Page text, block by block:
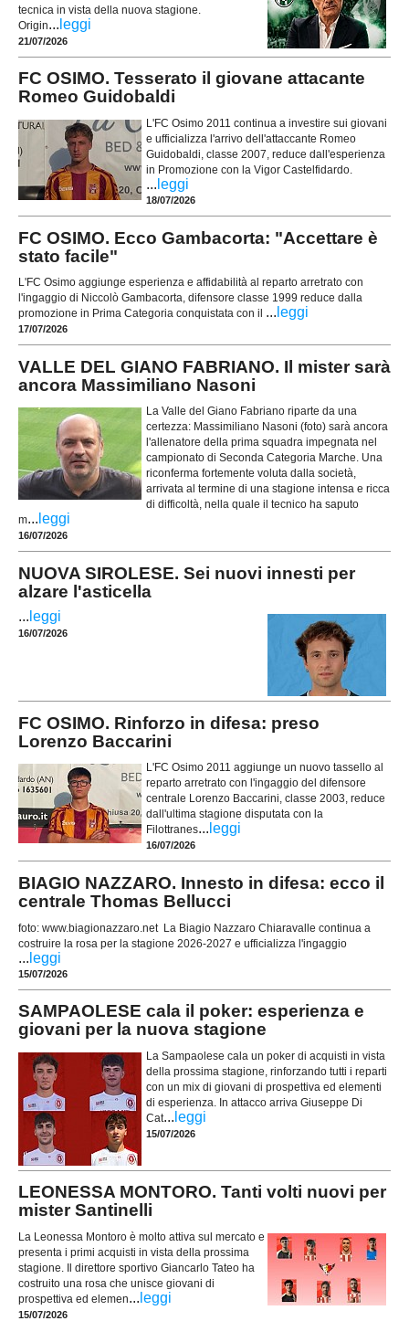
tecnica in vista della nuova stagione.
Origin... leggi
21/07/2026
FC OSIMO. Tesserato il giovane attacante
Romeo Guidobaldi
L'FC Osimo 2011 continua a investire sui giovani
e ufficializza l'arrivo dell'attaccante Romeo
Guidobaldi, classe 2007, reduce dall'esperienza
in Promozione con la Vigor Castelfidardo.
... leggi
18/07/2026
FC OSIMO. Ecco Gambacorta: "Accettare è
stato facile"
L'FC Osimo aggiunge esperienza e affidabilità al reparto arretrato con
l'ingaggio di Niccolò Gambacorta, difensore classe 1999 reduce dalla
promozione in Prima Categoria conquistata con il ... leggi
17/07/2026
VALLE DEL GIANO FABRIANO. Il mister sarà
ancora Massimiliano Nasoni
La Valle del Giano Fabriano riparte da una
certezza: Massimiliano Nasoni (foto) sarà ancora
l'allenatore della prima squadra impegnata nel
campionato di Seconda Categoria Marche. Una
riconferma fortemente voluta dalla società,
arrivata al termine di una stagione intensa e ricca
di difficoltà, nella quale il tecnico ha saputo
m... leggi
16/07/2026
NUOVA SIROLESE. Sei nuovi innesti per
alzare l'asticella
... leggi
16/07/2026
FC OSIMO. Rinforzo in difesa: preso
Lorenzo Baccarini
L'FC Osimo 2011 aggiunge un nuovo tassello al
reparto arretrato con l'ingaggio del difensore
centrale Lorenzo Baccarini, classe 2003, reduce
dall'ultima stagione disputata con la
Filottranes... leggi
16/07/2026
BIAGIO NAZZARO. Innesto in difesa: ecco il
centrale Thomas Bellucci
foto: www.biagionazzaro.net La Biagio Nazzaro Chiaravalle continua a
costruire la rosa per la stagione 2026-2027 e ufficializza l'ingaggio
... leggi
15/07/2026
SAMPAOLESE cala il poker: esperienza e
giovani per la nuova stagione
La Sampaolese cala un poker di acquisti in vista
della prossima stagione, rinforzando tutti i reparti
con un mix di giovani di prospettiva ed elementi
di esperienza. In attacco arriva Giuseppe Di
Cat... leggi
15/07/2026
LEONESSA MONTORO. Tanti volti nuovi per
mister Santinelli
La Leonessa Montoro è molto attiva sul mercato e
presenta i primi acquisti in vista della prossima
stagione. Il direttore sportivo Giancarlo Tateo ha
costruito una rosa che unisce giovani di
prospettiva ed elemen... leggi
15/07/2026